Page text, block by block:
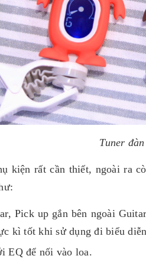
Tuner
kiện rất cần thiết, ngoài ra
Pick up gắn bên ngoài
kì tốt khi sử dụng đi biểu
EQ để nối vào loa.